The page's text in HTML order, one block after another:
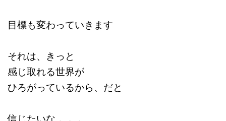
目標も変わっていきます
それは、きっと
感じ取れる世界が
ひろがっているから、だと
信じたいな．．．